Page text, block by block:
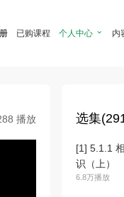
已购课程 个人中心  内
播放 选集
[1] 5.1.1
识（上）
6.8万播放